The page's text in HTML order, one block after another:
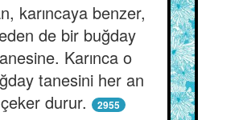
karıncaya benzer,
de bir buğday
Karınca o
tanesini her an
çeker durur.
2955